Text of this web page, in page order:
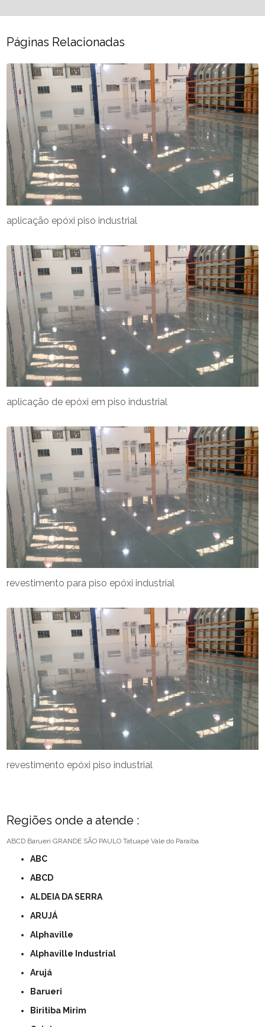
Páginas Relacionadas
aplicação epóxi piso industrial
aplicação de epóxi em piso industrial
revestimento para piso epóxi industrial
revestimento epóxi piso industrial
Regiões onde a atende :
ABCD Barueri GRANDE SÃO PAULO Tatuapé Vale do Paraíba
ABC
ABCD
ALDEIA DA SERRA
ARUJÁ
Alphaville
Alphaville Industrial
Arujá
Barueri
Biritiba Mirim